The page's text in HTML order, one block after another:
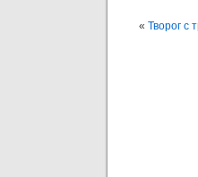
« Творог с